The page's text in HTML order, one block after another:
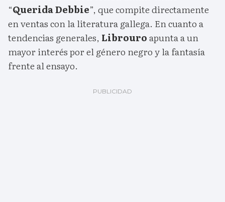
“Querida Debbie”, que compite directamente
en ventas con la literatura gallega. En cuanto a
tendencias generales, Librouroapunta a un
mayor interés por el género negro y la fantasía
frente al ensayo.